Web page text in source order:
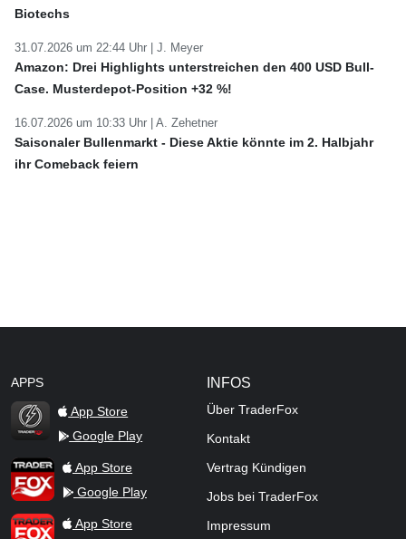
Biotechs
31.07.2026 um 22:44 Uhr | J. Meyer
Amazon: Drei Highlights unterstreichen den 400 USD Bull-
Case. Musterdepot-Position +32 %!
16.07.2026 um 10:33 Uhr | A. Zehetner
Saisonaler Bullenmarkt - Diese Aktie könnte im 2. Halbjahr
ihr Comeback feiern
APPS
TraderFox Flash
App Store
Google Play
TraderFox AppApp Store
Google Play
TraderFox ProApp Store
INFOS
Über TraderFox
Kontakt
Vertrag Kündigen
Jobs bei TraderFox
Impressum